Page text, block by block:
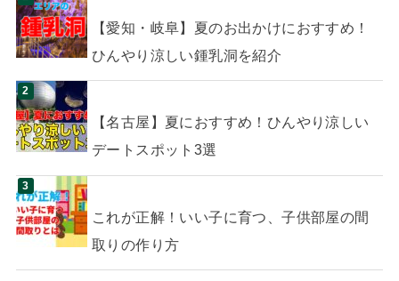
【愛知・岐阜】夏のお出かけにおすすめ！
ひんやり涼しい鍾乳洞を紹介
【名古屋】夏におすすめ！ひんやり涼しい
デートスポット3選
これが正解！いい子に育つ、子供部屋の間
取りの作り方